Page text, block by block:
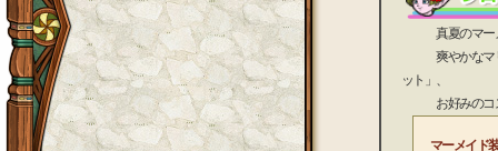
真夏のマーメ
爽やかなマリ
ット」、
お好みのコス
マーメイド